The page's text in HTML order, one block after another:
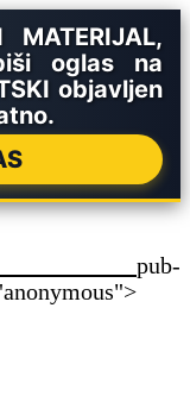
oglas na
objavljen
pub-